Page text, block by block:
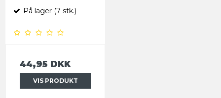
På lager (7 stk.)
44,95 DKK
VIS PRODUKT